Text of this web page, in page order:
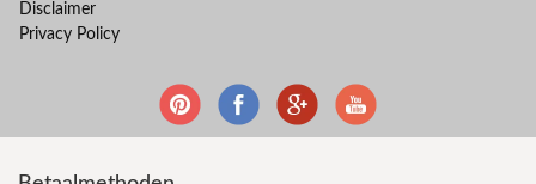
Disclaimer
Privacy Policy